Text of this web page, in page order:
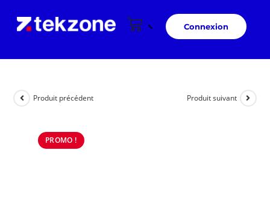
Connexion
PROMO !
Produit précédent Produit suivant